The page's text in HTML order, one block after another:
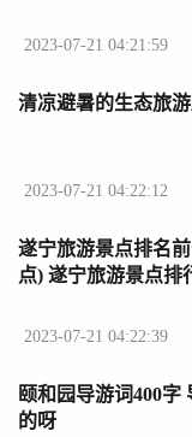
2023-07-21 04:21:59
清凉避暑的生态旅
2023-07-21 04:22:12
遂宁旅游景点排名
点) 遂宁旅游景点排
2023-07-21 04:22:39
颐和园导游词400字
的呀